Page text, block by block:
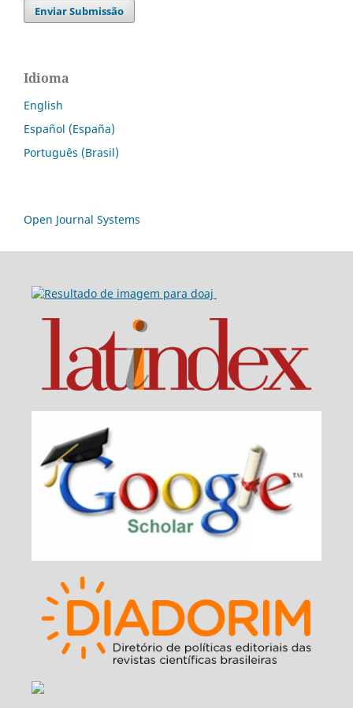
Enviar Submissão
Idioma
English
Español (España)
Português (Brasil)
Open Journal Systems